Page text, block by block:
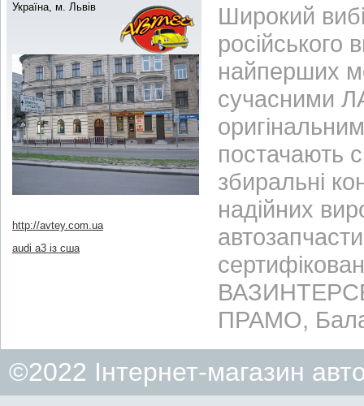
Україна, м. Львів
http://avtey.com.ua
audi a3 із сша
Широкий
найперших
сучасними
постачають
збиральні
надійних
ПРАМО,
©2022 Інтернет-магазин